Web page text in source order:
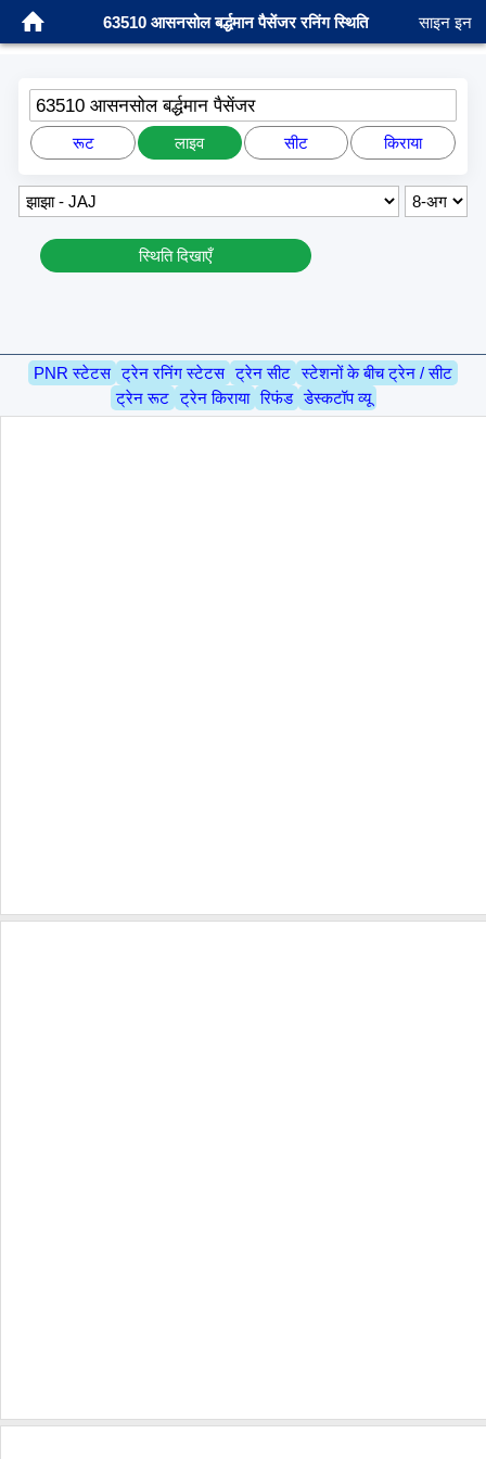
63510 आसनसोल बर्द्धमान पैसेंजर रनिंग स्थिति साइन इन
63510 आसनसोल बर्द्धमान पैसेंजर
रूट लाइव सीट किराया
स्थिति दिखाएँ
PNR स्टेटस ट्रेन रनिंग स्टेटस ट्रेन सीट स्टेशनों के बीच ट्रेन / सीट
ट्रेन रूट ट्रेन किराया रिफंड डेस्कटॉप व्यू